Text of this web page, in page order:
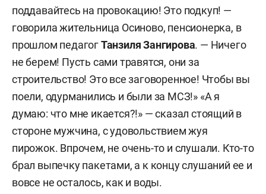
поддавайтесь на провокацию! Это подкуп! —
говорила жительница Осиново, пенсионерка, в
прошлом педагогТанзиля Зангирова. — Ничего
не берем! Пусть сами травятся, они за
строительство! Это все заговоренное! Чтобы вы
поели, одурманились и были за МСЗ!» «А я
думаю: что мне икается?!» — сказал стоящий в
стороне мужчина, с удовольствием жуя
пирожок. Впрочем, не очень-то и слушали. Кто-то
брал выпечку пакетами, а к концу слушаний ее и
вовсе не осталось, как и воды.